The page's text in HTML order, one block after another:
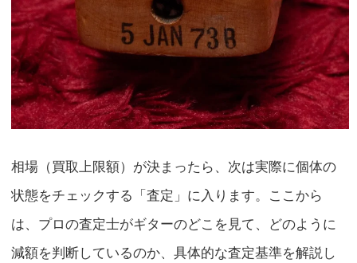
相場（買取上限額）が決まったら、次は実際に個体の
状態をチェックする「査定」に入ります。ここから
は、プロの査定士がギターのどこを見て、どのように
減額を判断しているのか、具体的な査定基準を解説し